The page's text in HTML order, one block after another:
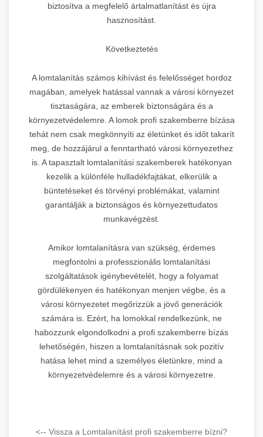
biztosítva a megfelelő ártalmatlanítást és újra
hasznosítást.
Következtetés
A lomtalanítás számos kihívást és felelősséget hordoz
magában, amelyek hatással vannak a városi környezet
tisztaságára, az emberek biztonságára és a
környezetvédelemre. A lomok profi szakemberre bízása
tehát nem csak megkönnyíti az életünket és időt takarít
meg, de hozzájárul a fenntartható városi környezethez
is. A tapasztalt lomtalanítási szakemberek hatékonyan
kezelik a különféle hulladékfajtákat, elkerülik a
büntetéseket és törvényi problémákat, valamint
garantálják a biztonságos és környezettudatos
munkavégzést.
Amikor lomtalanításra van szükség, érdemes
megfontolni a professzionális lomtalanítási
szolgáltatások igénybevételét, hogy a folyamat
gördülékenyen és hatékonyan menjen végbe, és a
városi környezetet megőrizzük a jövő generációk
számára is. Ezért, ha lomokkal rendelkezünk, ne
habozzunk elgondolkodni a profi szakemberre bízás
lehetőségén, hiszen a lomtalanításnak sok pozitív
hatása lehet mind a személyes életünkre, mind a
környezetvédelemre és a városi környezetre.
<-- Vissza a Lomtalanítást profi szakemberre bízni?